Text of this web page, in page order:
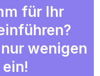
für Ihr
wenigen